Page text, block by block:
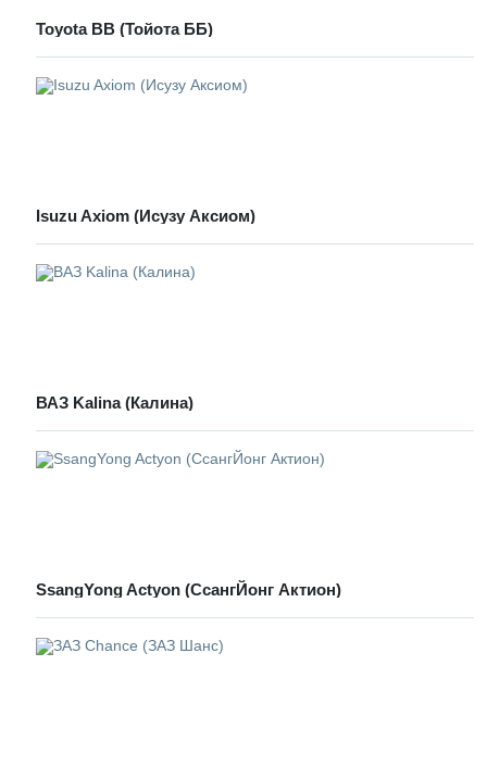
Toyota BB (Тойота ББ)
Isuzu Axiom (Исузу Аксиом)
ВАЗ Kalina (Калина)
SsangYong Actyon (СсангЙонг Актион)